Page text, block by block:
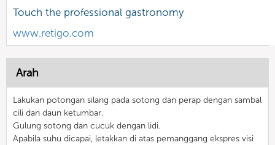
Touch the professional gastronomy
www.retigo.com
Arah
Lakukan potongan silang pada sotong dan perap dengan sambal
cili dan daun ketumbar.
Gulung sotong dan cucuk dengan lidi.
Apabila suhu dicapai, letakkan di atas pemanggang ekspres visi